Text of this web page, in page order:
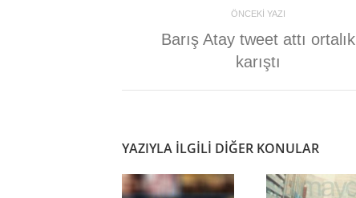
ÖNCEKI YAZI
Barış Atay tweet attı ortalık
karıştı
YAZIYLA ILGILI DIĞER KONULAR